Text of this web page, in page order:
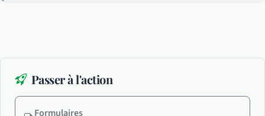
Passer à l'action
Formulaires